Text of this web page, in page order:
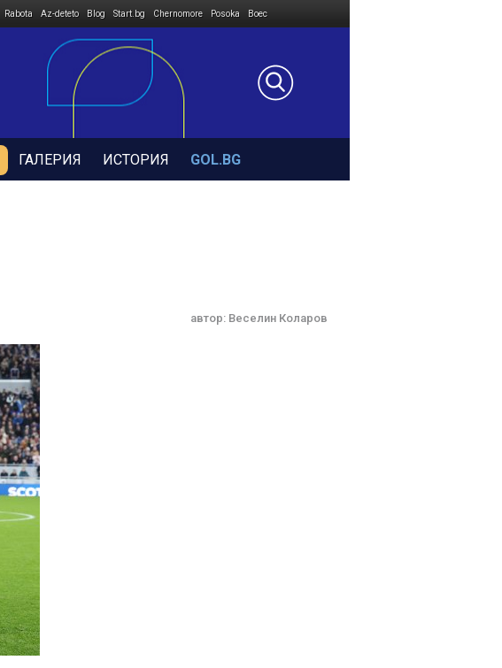
Rabota Az-deteto Blog Start.bg Chernomore Posoka Boec
ГАЛЕРИЯ ИСТОРИЯ GOL.BG
автор: Веселин Коларов